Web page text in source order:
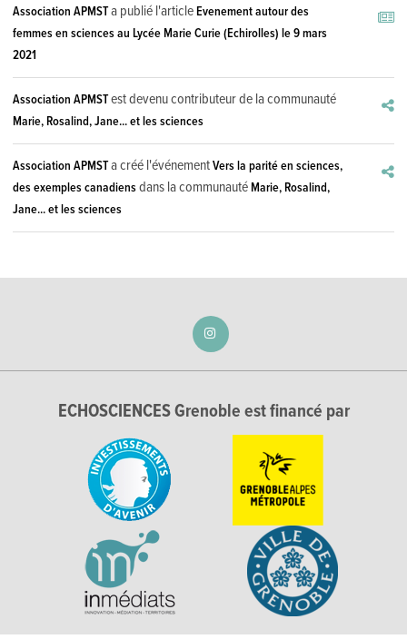
Association APMSTa publié l'articleEvenement autour des
femmes en sciences au Lycée Marie Curie (Echirolles) le 9 mars
2021
Association APMSTest devenu contributeur de la communauté
Marie, Rosalind, Jane... et les sciences
Association APMSTa créé l'événementVers la parité en sciences,
des exemples canadiens dans la communautéMarie, Rosalind,
Jane... et les sciences
ECHOSCIENCES Grenoble est financé par